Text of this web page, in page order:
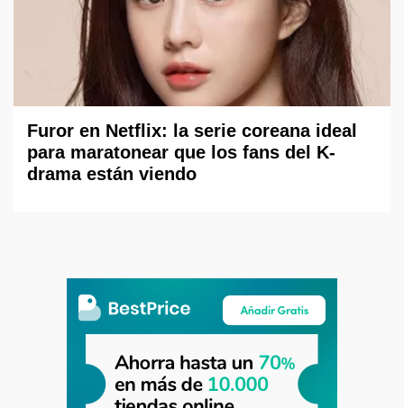
Furor en Netflix: la serie coreana ideal
para maratonear que los fans del K-
drama están viendo